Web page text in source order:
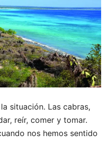
situación. Las cabras,
reír, comer y tomar.
nos hemos sentido